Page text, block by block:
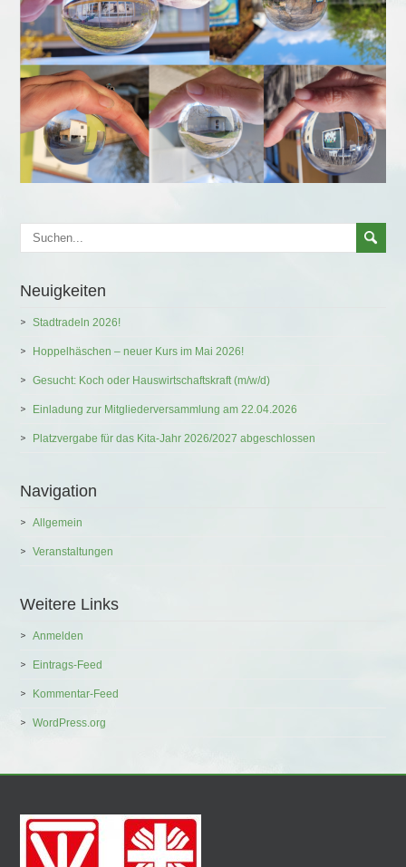
Neuigkeiten
Stadtradeln 2026!
Hoppelhäschen – neuer Kurs im Mai 2026!
Gesucht: Koch oder Hauswirtschaftskraft (m/w/d)
Einladung zur Mitgliederversammlung am 22.04.2026
Platzvergabe für das Kita-Jahr 2026/2027 abgeschlossen
Navigation
Allgemein
Veranstaltungen
Weitere Links
Anmelden
Eintrags-Feed
Kommentar-Feed
WordPress.org